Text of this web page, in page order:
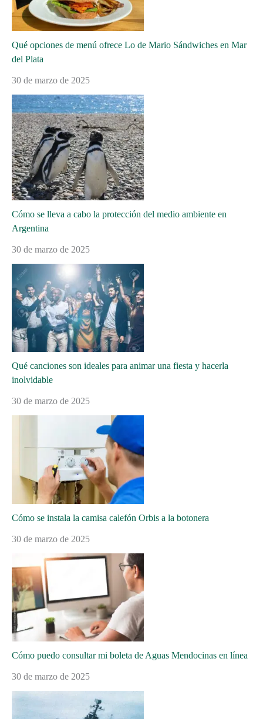
Qué opciones de menú ofrece Lo de Mario Sándwiches en Mar
del Plata
30 de marzo de 2025
Cómo se lleva a cabo la protección del medio ambiente en
Argentina
30 de marzo de 2025
Qué canciones son ideales para animar una fiesta y hacerla
inolvidable
30 de marzo de 2025
Cómo se instala la camisa calefón Orbis a la botonera
30 de marzo de 2025
Cómo puedo consultar mi boleta de Aguas Mendocinas en línea
30 de marzo de 2025